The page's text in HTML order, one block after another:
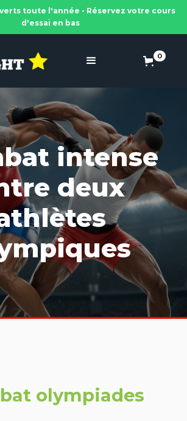
toute l'année - Réservez votre cours
d'essai en bas
0
intense
deux
olympiades